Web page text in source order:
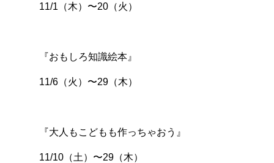
11/1（木）〜20（火）
『おもしろ知識絵本』
11/6（火）〜29（木）
『大人もこどもも作っちゃおう』
11/10（土）〜29（木）